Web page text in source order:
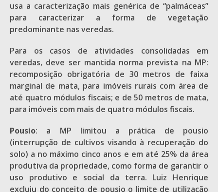
usa a caracterização mais genérica de “palmáceas”
para caracterizar a forma de vegetação
predominante nas veredas.
Para os casos de atividades consolidadas em
veredas, deve ser mantida norma prevista na MP:
recomposição obrigatória de 30 metros de faixa
marginal de mata, para imóveis rurais com área de
até quatro módulos fiscais; e de 50 metros de mata,
para imóveis com mais de quatro módulos fiscais.
Pousio: a MP limitou a prática de pousio
(interrupção de cultivos visando à recuperação do
solo) a no máximo cinco anos e em até 25% da área
produtiva da propriedade, como forma de garantir o
uso produtivo e social da terra. Luiz Henrique
excluiu do conceito de pousio o limite de utilização